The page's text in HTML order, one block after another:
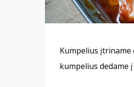
Kumpelius
kumpelius dedame